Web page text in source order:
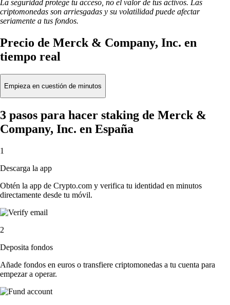
La seguridad protege tu acceso, no el valor de tus activos. Las
criptomonedas son arriesgadas y su volatilidad puede afectar
seriamente a tus fondos.
Precio de Merck & Company, Inc. en
tiempo real
Empieza en cuestión de minutos
3 pasos para hacer staking de Merck &
Company, Inc. en España
1
Descarga la app
Obtén la app de Crypto.com y verifica tu identidad en minutos
directamente desde tu móvil.
2
Deposita fondos
Añade fondos en euros o transfiere criptomonedas a tu cuenta para
empezar a operar.